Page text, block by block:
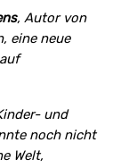
, Autor von
eine neue
und
noch nicht
Welt,